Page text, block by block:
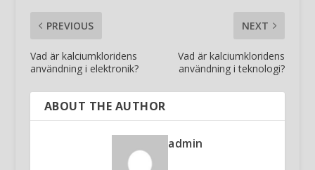
PREVIOUS
Vad är kalciumkloridens
användning i elektronik?
NEXT
Vad är kalciumkloridens
användning i teknologi?
ABOUT THE AUTHOR
admin